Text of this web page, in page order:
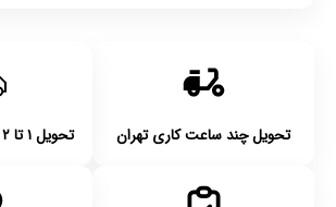
تحویل چند ساعت کاری تهران تحویل ۱ تا ۲ روز کاری شهرستان